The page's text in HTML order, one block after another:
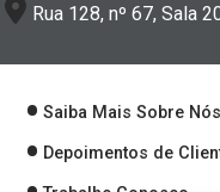
Rua 128, nº 67, Sala
Saiba Mais Sobre Nós
Depoimentos de